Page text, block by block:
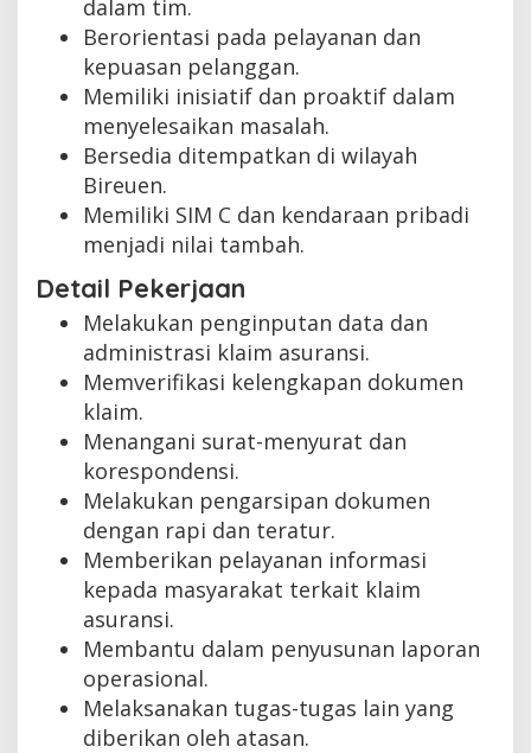
dalam tim.
Berorientasi pada pelayanan dan
kepuasan pelanggan.
Memiliki inisiatif dan proaktif dalam
menyelesaikan masalah.
Bersedia ditempatkan di wilayah
Bireuen.
Memiliki SIM C dan kendaraan pribadi
menjadi nilai tambah.
Detail Pekerjaan
Melakukan penginputan data dan
administrasi klaim asuransi.
Memverifikasi kelengkapan dokumen
klaim.
Menangani surat-menyurat dan
korespondensi.
Melakukan pengarsipan dokumen
dengan rapi dan teratur.
Memberikan pelayanan informasi
kepada masyarakat terkait klaim
asuransi.
Membantu dalam penyusunan laporan
operasional.
Melaksanakan tugas-tugas lain yang
diberikan oleh atasan.